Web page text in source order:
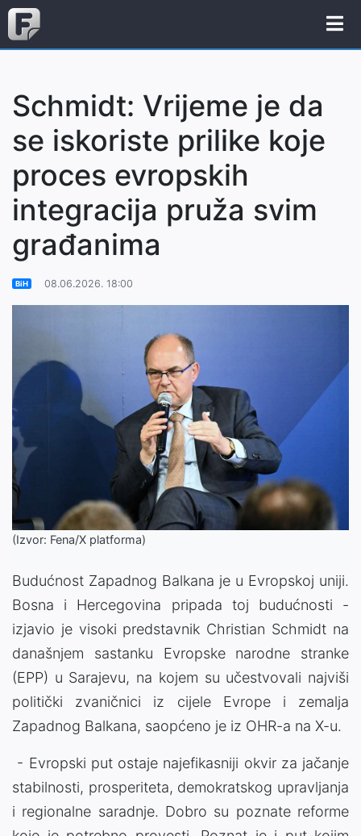
Schmidt: Vrijeme je da
se iskoriste prilike koje
proces evropskih
integracija pruža svim
građanima
BiH 08.06.2026. 18:00
(Izvor: Fena/X platforma)
Budućnost Zapadnog Balkana je u Evropskoj uniji.
Bosna i Hercegovina pripada toj budućnosti -
izjavio je visoki predstavnik Christian Schmidt na
današnjem sastanku Evropske narodne stranke
(EPP) u Sarajevu, na kojem su učestvovali najviši
politički zvaničnici iz cijele Evrope i zemalja
Zapadnog Balkana, saopćeno je iz OHR-a na X-u.
- Evropski put ostaje najefikasniji okvir za jačanje
stabilnosti, prosperiteta, demokratskog upravljanja
i regionalne saradnje. Dobro su poznate reforme